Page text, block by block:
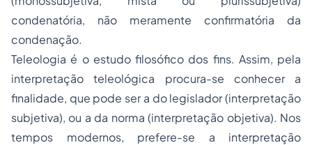
condenatória, não meramente confirmatória da
condenação.
Teleologia é o estudo filosófico dos fins. Assim, pela
interpretação teleológica procura-se conhecer a
finalidade, que pode ser a do legislador (interpretação
subjetiva), ou a da norma (interpretação objetiva). Nos
tempos modernos, prefere-se a interpretação